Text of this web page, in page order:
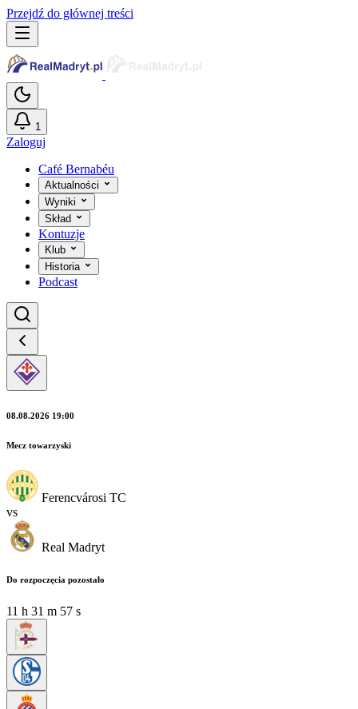
Przejdź do głównej treści
1
Zaloguj
Café Bernabéu
Aktualności
Wyniki
Skład
Kontuzje
Klub
Historia
Podcast
08.08.2026 19:00
Mecz towarzyski
Ferencvárosi TC
vs
Real Madryt
Do rozpoczęcia pozostało
11 h 31 m 56 s